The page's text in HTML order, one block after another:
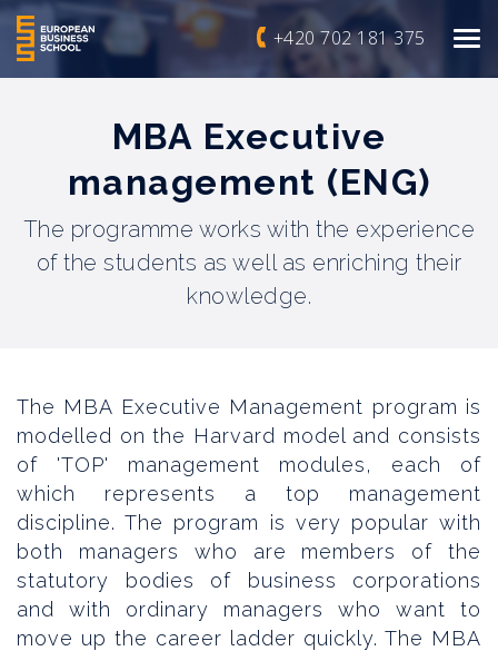
+420 702 181 375
MBA Executive
management (ENG)
The programme works with the experience
of the students as well as enriching their
knowledge.
The MBA Executive Management program is
modelled on the Harvard model and consists
of 'TOP' management modules, each of
which represents a top management
discipline. The program is very popular with
both managers who are members of the
statutory bodies of business corporations
and with ordinary managers who want to
move up the career ladder quickly. The MBA